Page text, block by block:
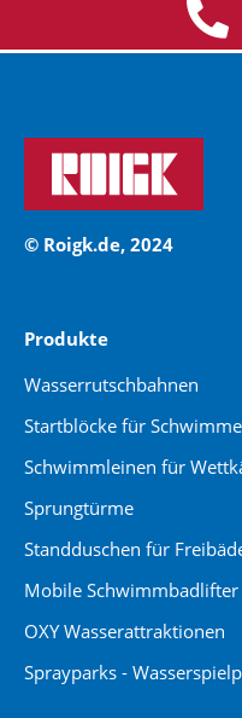
© Roigk.de, 2024
Produkte
Wasserrutschbahnen
Startblöcke für
Schwimmleinen für
Sprungtürme
Standduschen für
Mobile Schwimmbadlifter
OXY Wasserattraktionen
Sprayparks -